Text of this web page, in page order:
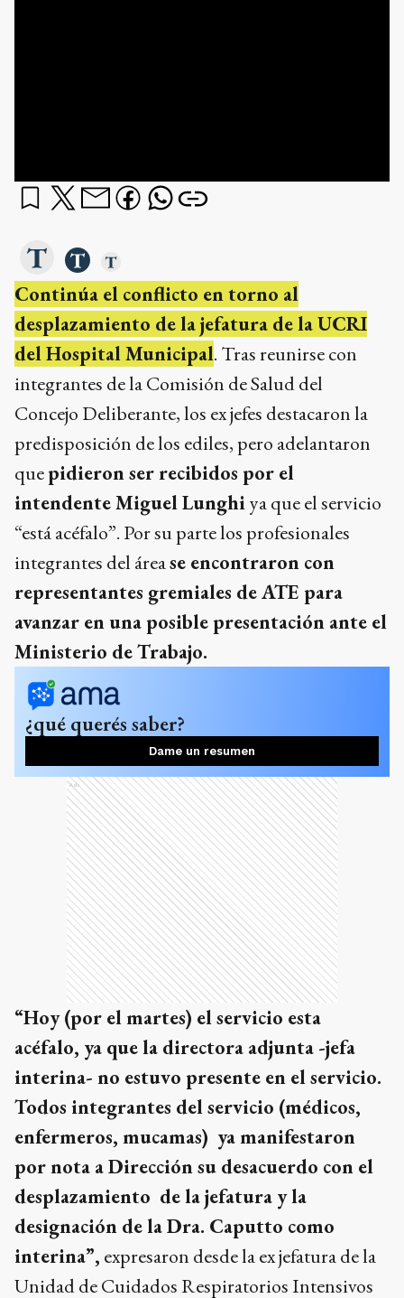
Continúa el conflicto en torno al
desplazamiento de la jefatura de la UCRI
del Hospital Municipal. Tras reunirse con
integrantes de la Comisión de Salud del
Concejo Deliberante, los ex jefes destacaron la
predisposición de los ediles, pero adelantaron
quepidieron ser recibidos por el
intendente Miguel Lunghiya que el servicio
“está acéfalo”. Por su parte los profesionales
integrantes del árease encontraron con
representantes gremiales de ATE para
avanzar en una posible presentación ante el
Ministerio de Trabajo.
¿qué querés saber?
Dame un resumen
Ads
“Hoy (por el martes) el servicio esta
acéfalo, ya que la directora adjunta -jefa
interina- no estuvo presente en el servicio.
Todos integrantes del servicio (médicos,
enfermeros, mucamas) ya manifestaron
por nota a Dirección su desacuerdo con el
desplazamiento de la jefatura y la
designación de la Dra. Caputto como
interina”, expresaron desde la ex jefatura de la
Unidad de Cuidados Respiratorios Intensivos